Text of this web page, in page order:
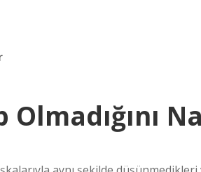
Olmadığını